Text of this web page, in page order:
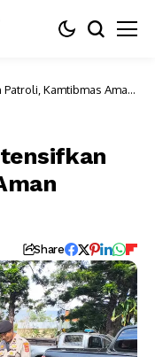
Kamtibmas Aman
Share